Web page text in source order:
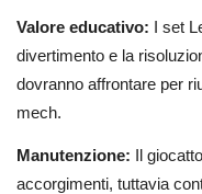
Valore educativo: I set
divertimento e la
dovranno affrontare per
mech.
Manutenzione: Il
accorgimenti, tuttavia